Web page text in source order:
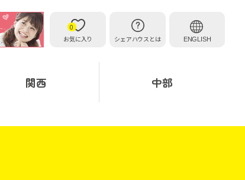
お気に入り
0
シェアハウスとは
ENGLISH
関西 中部